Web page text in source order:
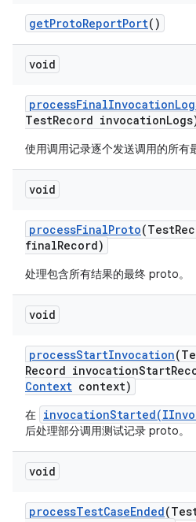
getProtoReportPort()
void
processFinalInvocation
TestRecord invocation
使用调用记录逐个发送调用的所有
void
processFinalProto(Test
finalRecord)
处理包含所有结果的最终 proto。
void
processStartInvocation
Record invocationStart
Context context)
在
后处理部分调用测试记录 proto。
void
processTestCaseEnded